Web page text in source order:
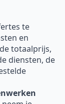
te
en
totaalprijs,
diensten, de